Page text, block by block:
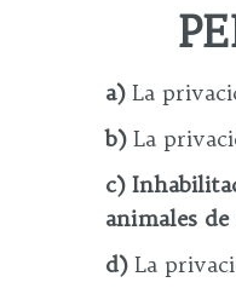
a)La
b)La
c)
animales
d)La